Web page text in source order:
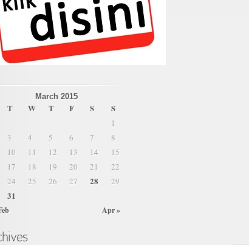
March 2015
T W T F S S
Apr »
1
3 4 5 6 7
8
10 11 12 13 14
15
17 18 19 20 21
22
24 25 26 27 28
29
31